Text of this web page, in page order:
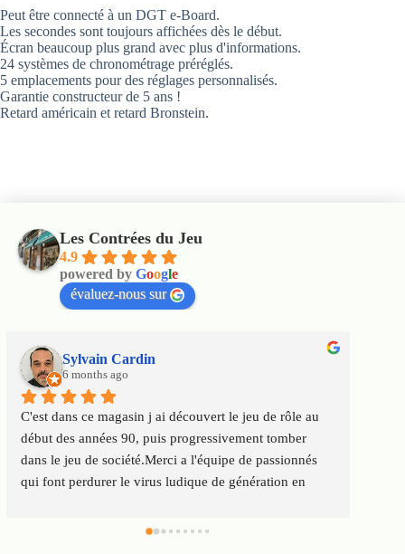
Peut être connecté à un DGT e-Board.
Les secondes sont toujours affichées dès le début.
Écran beaucoup plus grand avec plus d'informations.
24 systèmes de chronométrage préréglés.
5 emplacements pour des réglages personnalisés.
Garantie constructeur de 5 ans !
Retard américain et retard Bronstein.
Les Contrées du Jeu
4.9
powered by Google
évaluez-nous sur
Sylvain Cardin
6 months ago
C'est dans ce magasin j ai découvert le jeu de rôle au
début des années 90, puis progressivement tomber
dans le jeu de société.Merci a l'équipe de passionnés
qui font perdurer le virus ludique de génération en